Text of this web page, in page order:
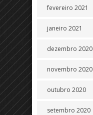
fevereiro 2021
janeiro 2021
dezembro 2020
novembro 2020
outubro 2020
setembro 2020